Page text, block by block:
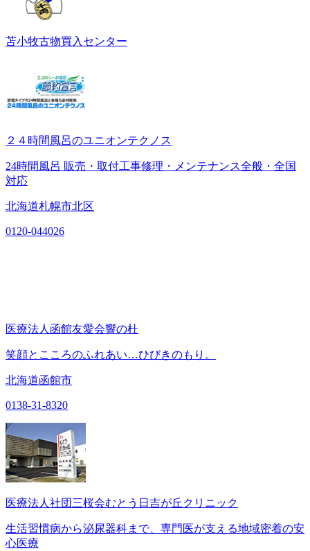
苫小牧古物買入センター
２４時間風呂のユニオンテクノス
24時間風呂 販売・取付工事修理・メンテナンス全般・全国
対応
北海道札幌市北区
0120-044026
医療法人函館友愛会響の杜
笑顔とこころのふれあい…ひびきのもり。
北海道函館市
0138-31-8320
医療法人社団三桜会むとう日吉が丘クリニック
生活習慣病から泌尿器科まで、専門医が支える地域密着の安
心医療